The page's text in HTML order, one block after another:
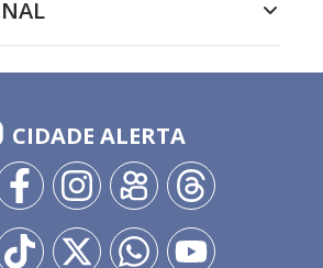
CIDADE ALERTA